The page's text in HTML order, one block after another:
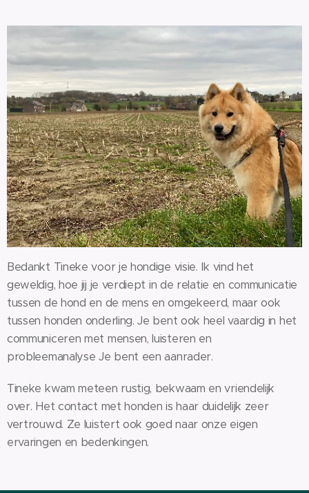
Bedankt Tineke voor je hondige visie. Ik vind het
geweldig, hoe jij je verdiept in de relatie en communicatie
tussen de hond en de mens en omgekeerd, maar ook
tussen honden onderling. Je bent ook heel vaardig in het
communiceren met mensen, luisteren en
probleemanalyse Je bent een aanrader.
Tineke kwam meteen rustig, bekwaam en vriendelijk
over. Het contact met honden is haar duidelijk zeer
vertrouwd. Ze luistert ook goed naar onze eigen
ervaringen en bedenkingen.